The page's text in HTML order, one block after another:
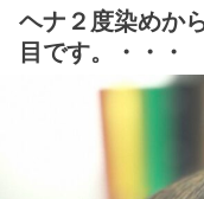
ヘナ２度染めか
目です。・・・